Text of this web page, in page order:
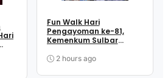
Fun Walk Hari
Pengayoman ke-81,
Kemenkum Sulbar
Perkuat Kebersamaan
2 hours ago